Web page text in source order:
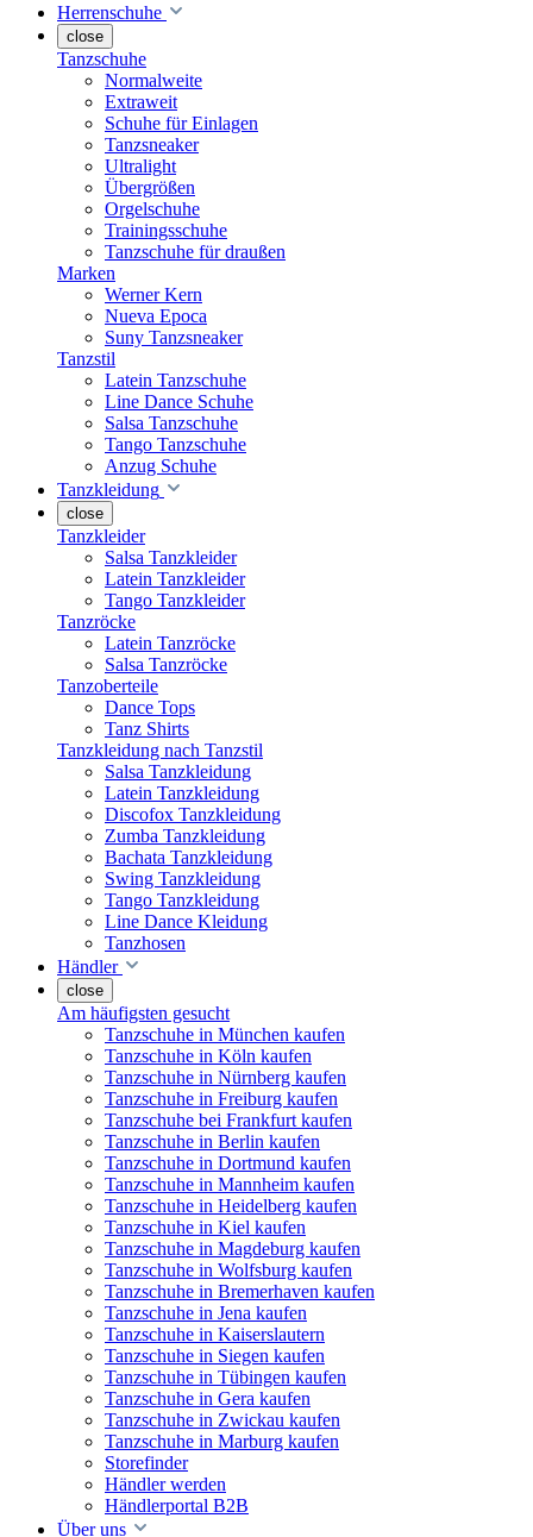
Herrenschuhe
close
Tanzschuhe
Normalweite
Extraweit
Schuhe für Einlagen
Tanzsneaker
Ultralight
Übergrößen
Orgelschuhe
Trainingsschuhe
Tanzschuhe für draußen
Marken
Werner Kern
Nueva Epoca
Suny Tanzsneaker
Tanzstil
Latein Tanzschuhe
Line Dance Schuhe
Salsa Tanzschuhe
Tango Tanzschuhe
Anzug Schuhe
Tanzkleidung
close
Tanzkleider
Salsa Tanzkleider
Latein Tanzkleider
Tango Tanzkleider
Tanzröcke
Latein Tanzröcke
Salsa Tanzröcke
Tanzoberteile
Dance Tops
Tanz Shirts
Tanzkleidung nach Tanzstil
Salsa Tanzkleidung
Latein Tanzkleidung
Discofox Tanzkleidung
Zumba Tanzkleidung
Bachata Tanzkleidung
Swing Tanzkleidung
Tango Tanzkleidung
Line Dance Kleidung
Tanzhosen
Händler
close
Am häufigsten gesucht
Tanzschuhe in München kaufen
Tanzschuhe in Köln kaufen
Tanzschuhe in Nürnberg kaufen
Tanzschuhe in Freiburg kaufen
Tanzschuhe bei Frankfurt kaufen
Tanzschuhe in Berlin kaufen
Tanzschuhe in Dortmund kaufen
Tanzschuhe in Mannheim kaufen
Tanzschuhe in Heidelberg kaufen
Tanzschuhe in Kiel kaufen
Tanzschuhe in Magdeburg kaufen
Tanzschuhe in Wolfsburg kaufen
Tanzschuhe in Bremerhaven kaufen
Tanzschuhe in Jena kaufen
Tanzschuhe in Kaiserslautern
Tanzschuhe in Siegen kaufen
Tanzschuhe in Tübingen kaufen
Tanzschuhe in Gera kaufen
Tanzschuhe in Zwickau kaufen
Tanzschuhe in Marburg kaufen
Storefinder
Händler werden
Händlerportal B2B
Über uns